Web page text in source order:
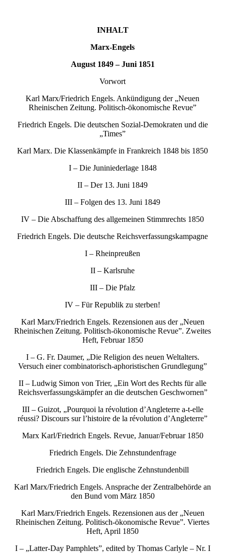
INHALT
Marx-Engels
August 1849 – Juni 1851
Vorwort
Karl Marx/Friedrich Engels. Ankündigung der „Neuen
Rheinischen Zeitung. Politisch-ökonomische Revue”
Friedrich Engels. Die deutschen Sozial-Demokraten und die
„Times”
Karl Marx. Die Klassenkämpfe in Frankreich 1848 bis 1850
I – Die Juniniederlage 1848
II – Der 13. Juni 1849
III – Folgen des 13. Juni 1849
IV – Die Abschaffung des allgemeinen Stimmrechts 1850
Friedrich Engels. Die deutsche Reichsverfassungskampagne
I – Rheinpreußen
II – Karlsruhe
III – Die Pfalz
IV – Für Republik zu sterben!
Karl Marx/Friedrich Engels. Rezensionen aus der „Neuen
Rheinischen Zeitung. Politisch-ökonomische Revue”. Zweites
Heft, Februar 1850
I – G. Fr. Daumer, „Die Religion des neuen Weltalters.
Versuch einer combinatorisch-aphoristischen Grundlegung”
II – Ludwig Simon von Trier, „Ein Wort des Rechts für alle
Reichsverfassungskämpfer an die deutschen Geschwornen”
III – Guizot, „Pourquoi la révolution d’Angleterre a-t-elle
réussi? Discours sur l’histoire de la révolution d’Angleterre”
Marx Karl/Friedrich Engels. Revue, Januar/Februar 1850
Friedrich Engels. Die Zehnstundenfrage
Friedrich Engels. Die englische Zehnstundenbill
Karl Marx/Friedrich Engels. Ansprache der Zentralbehörde an
den Bund vom März 1850
Karl Marx/Friedrich Engels. Rezensionen aus der „Neuen
Rheinischen Zeitung. Politisch-ökonomische Revue”. Viertes
Heft, April 1850
I – „Latter-Day Pamphlets”, edited by Thomas Carlyle – Nr. I